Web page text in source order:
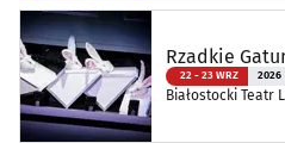
Rzadkie
22 - 23 WRZ 2026
Białostocki Teatr